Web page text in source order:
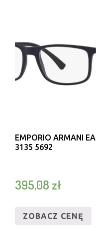
EMPORIO ARMANI EA
3135 5692
395,08 zł
ZOBACZ CENĘ